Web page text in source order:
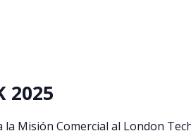
2025
Misión Comercial al London